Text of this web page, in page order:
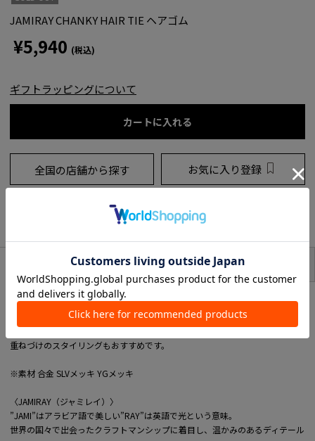
JAMIRAY CHANKY HAIR TIE ヘアゴム
¥5,940 (税込)
ギフトラッピングについて
カートに入れる
全国の店舗から探す お気に入り登録
シェアをする
アイテム説明 サイズ
ジャン・アルプの切り絵からインスピレーションを受けたヘアアクセサリー。
モダンな形でありながら、ユーモラスであたたかな雰囲気のDROP型ヘアゴム
は、ジュエリーの延長として楽しめます。
重ねづけのスタイリングもおすすめです。
※素材 合金 SLVメッキ YGメッキ
〈JAMIRAY（ジャミレイ）〉
”JAMI”はアラビア語で美しい”RAY”は英語で光という意味。
世界の国々で出会ったクラフトマンシップに着目し、温かみのあるディテール